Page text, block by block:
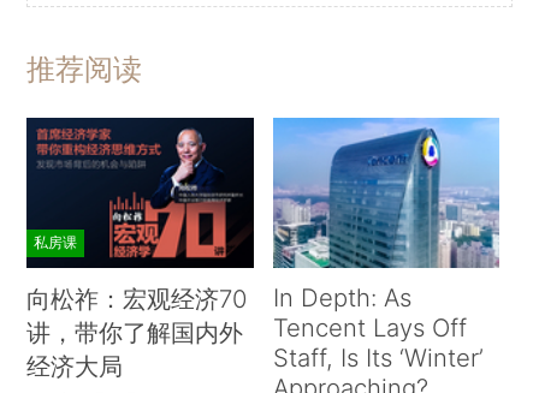
推荐阅读
私房课
向松祚：宏观经济70
讲，带你了解国内外
经济大局
In Depth: As
Tencent Lays Off
Staff, Is Its ‘Winter’